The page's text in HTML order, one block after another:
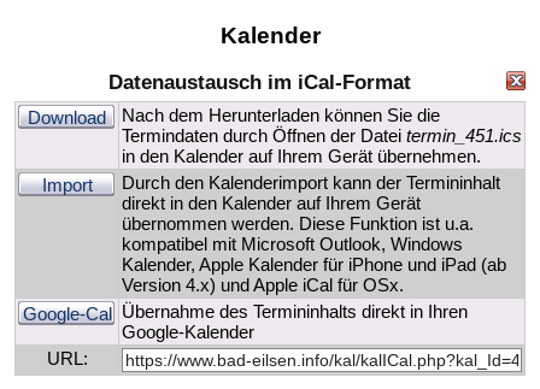
Kalender
Datenaustausch im iCal-Format
Download
Nach dem Herunterladen können Sie die
Termindaten durch Öffnen der Dateitermin_451.ics
in den Kalender auf Ihrem Gerät übernehmen.
Import
Durch den Kalenderimport kann der Termininhalt
direkt in den Kalender auf Ihrem Gerät
übernommen werden. Diese Funktion ist u.a.
kompatibel mit Microsoft Outlook, Windows
Kalender, Apple Kalender für iPhone und iPad (ab
Version 4.x) und Apple iCal für OSx.
Google-Cal Übernahme des Termininhalts direkt in Ihren
Google-Kalender
URL: